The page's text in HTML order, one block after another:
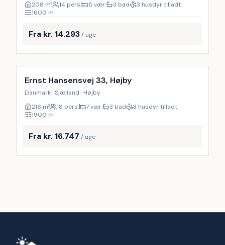
208 m² 14 pers. 5 vær. 3 bad
3 husdyr tilladt
1600 m
Fra kr. 14.293/ uge
Inkl. rengøring
Ernst Hansensvej 33, Højby
Danmark · Sjælland · Højby
216 m² 18 pers. 7 vær. 3 bad
3 husdyr tilladt
1900 m
Fra kr. 16.747 / uge